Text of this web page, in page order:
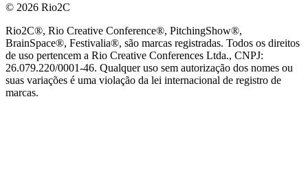
© 2026 Rio2C
Rio2C®, Rio Creative Conference®, PitchingShow®,
BrainSpace®, Festivalia®, são marcas registradas. Todos os direitos
de uso pertencem a Rio Creative Conferences Ltda., CNPJ:
26.079.220/0001-46. Qualquer uso sem autorização dos nomes ou
suas variações é uma violação da lei internacional de registro de
marcas.